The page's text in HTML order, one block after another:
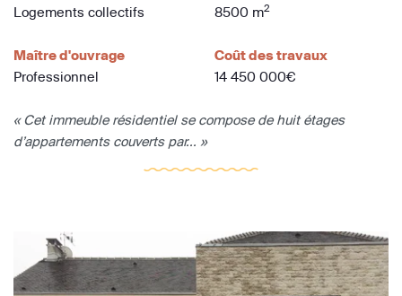
Logements collectifs
8500 m2
Maître d'ouvrage
Professionnel
Coût des travaux
14 450 000€
« Cet immeuble résidentiel se compose de huit étages
d’appartements couverts par... »